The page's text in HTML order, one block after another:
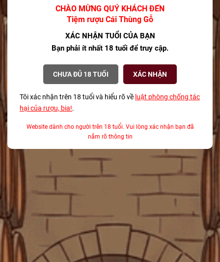
CHÀO MỪNG QUÝ KHÁCH ĐẾN
Tiệm rượu Cái Thùng Gỗ
XÁC NHẬN TUỔI CỦA BẠN
Bạn phải ít nhất 18 tuổi để truy cập.
CHƯA ĐỦ 18 TUỔI XÁC NHẬN
Tôi xác nhận trên 18 tuổi và hiểu rõ về luật phòng chống tác
hại của rượu, bia!.
Website dành cho người trên 18 tuổi. Vui lòng xác nhận bạn đã
nắm rõ thông tin
Năm 2025
12/12/2025
Đồ uống phổ biến nhất vào dịp Giáng sinh là
gì?
Bí mật về Champagne cho mùa lễ hội từ
một Sommelier chuyên nghiệp
08/12/2025
Tại sao Teeling là Thương hiệu Whisky của
Năm 2025?
08/12/2025
ABV là gì agave Alsace
ẩm thực kết hợp rượu vang TP.HCM
ảnh hưởng của thời gian ủ đến whisky Anthocyanin